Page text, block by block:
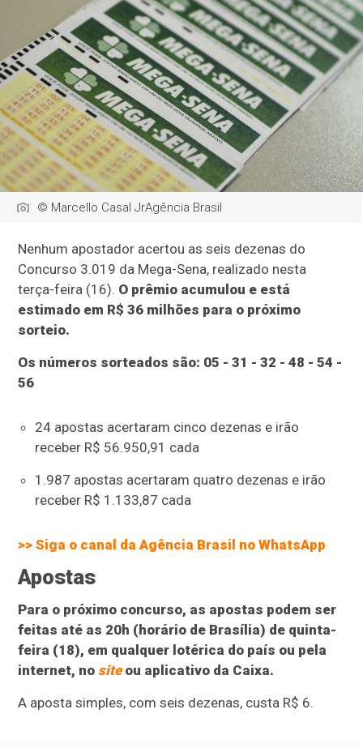
© Marcello Casal JrAgência Brasil
Nenhum apostador acertou as seis dezenas do
Concurso 3.019 da Mega-Sena, realizado nesta
terça-feira (16). O prêmio acumulou e está
estimado em R$ 36 milhões para o próximo
sorteio.
Os números sorteados são: 05 - 31 - 32 - 48 - 54 -
56
24 apostas acertaram cinco dezenas e irão
receber R$ 56.950,91 cada
1.987 apostas acertaram quatro dezenas e irão
receber R$ 1.133,87 cada
>> Siga o canal daAgência Brasil no WhatsApp
Apostas
Para o próximo concurso, as apostas podem ser
feitas até as 20h (horário de Brasília) de quinta-
feira (18), em qualquer lotérica do país ou pela
internet, no site ou aplicativo da Caixa.
A aposta simples, com seis dezenas, custa R$ 6.